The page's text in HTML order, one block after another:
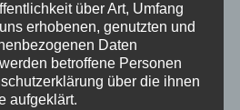
über Art, Umfang
erhobenen, genutzten und
Daten
betroffene Personen
über die ihnen
aufgeklärt.